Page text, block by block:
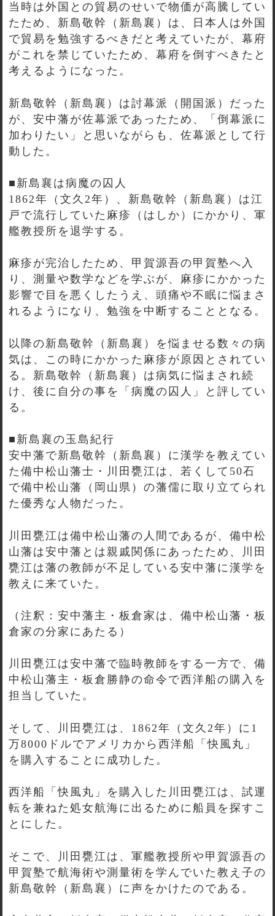
当時は外国との貿易のせいで物価が高騰してい
たため、新島敬幹（新島襄）は、日本人は外国
で貿易を勉強するべきだと考えていたが、幕府
がこれを禁じていたため、幕府を倒すべきたと
考えるようになった。
新島敬幹（新島襄）は討幕派（開国派）だった
が、安中藩が佐幕派であったため、「倒幕派に
加わりたい」と思いながらも、佐幕派として行
動した。
■新島襄は病魔の囚人
1862年（文久2年）、新島敬幹（新島襄）は江
戸で流行していた麻疹（はしか）にかかり、軍
艦教授所を退学する。
麻疹が完治したため、甲賀源吾の甲賀塾へ入
り、測量や数学などを学ぶが、麻疹にかかった
影響で目を悪くしたうえ、頭痛や不眠に悩まさ
れるようになり、勉強を中断することとなる。
以降の新島敬幹（新島襄）を悩ませる数々の病
気は、この時にかかった麻疹が原因とされてい
る。新島敬幹（新島襄）は病気に悩まされ続
け、後に自分の事を「病魔の囚人」と評してい
る。
■新島襄の玉島紀行
安中藩で新島敬幹（新島襄）に漢学を教えてい
た備中松山藩士・川田甕江は、若くして50石
で備中松山藩（岡山県）の藩儒に取り立てられ
た優秀な人物だった。
川田甕江は備中松山藩の人間であるが、備中松
山藩は安中藩とは親戚関係にあったため、川田
甕江は藩の教師が不足している安中藩に漢学を
教えに来ていた。
（注釈：安中藩主・板倉家は、備中松山藩・板
倉家の分家にあたる）
川田甕江は安中藩で臨時教師をする一方で、備
中松山藩主・板倉勝静の命令で西洋船の購入を
担当していた。
そして、川田甕江は、1862年（文久2年）に1
万8000ドルでアメリカから西洋船「快風丸」
を購入することに成功した。
西洋船「快風丸」を購入した川田甕江は、試運
転を兼ねた処女航海に出るために船員を探すこ
とにした。
そこで、川田甕江は、軍艦教授所や甲賀源吾の
甲賀塾で航海術や測量術を学んでいた教え子の
新島敬幹（新島襄）に声をかけたのである。